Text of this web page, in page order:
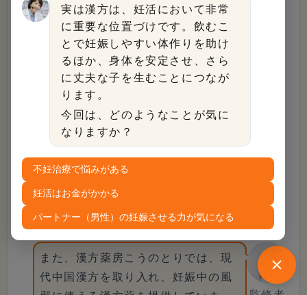
実は漢方は、妊活において非常
に重要な位置づけです。飲むこ
とで妊娠しやすい体作りを助け
るほか、身体を安定させ、さら
に丈夫な子を生むことにつなが
ります。
今回は、どのようなことが気に
なりますか？
不妊治療で悩みがある
妊活はお金がかかる
パートナー（男性）の妊娠させる力が気になる
出典： 香蘇散（コウソサン）｜ツムラ
参蘇飲（ジンソイン）
胃腸が弱い人の風邪症状や咳を改善する効果が高
いため、咳が長引く場合に処方されます。ツム
ラ・クラシエどちらの商品も販売されています。
また、漢方薬房こうのとりでは、現
代中国漢方を取り入れ、妊娠中の風